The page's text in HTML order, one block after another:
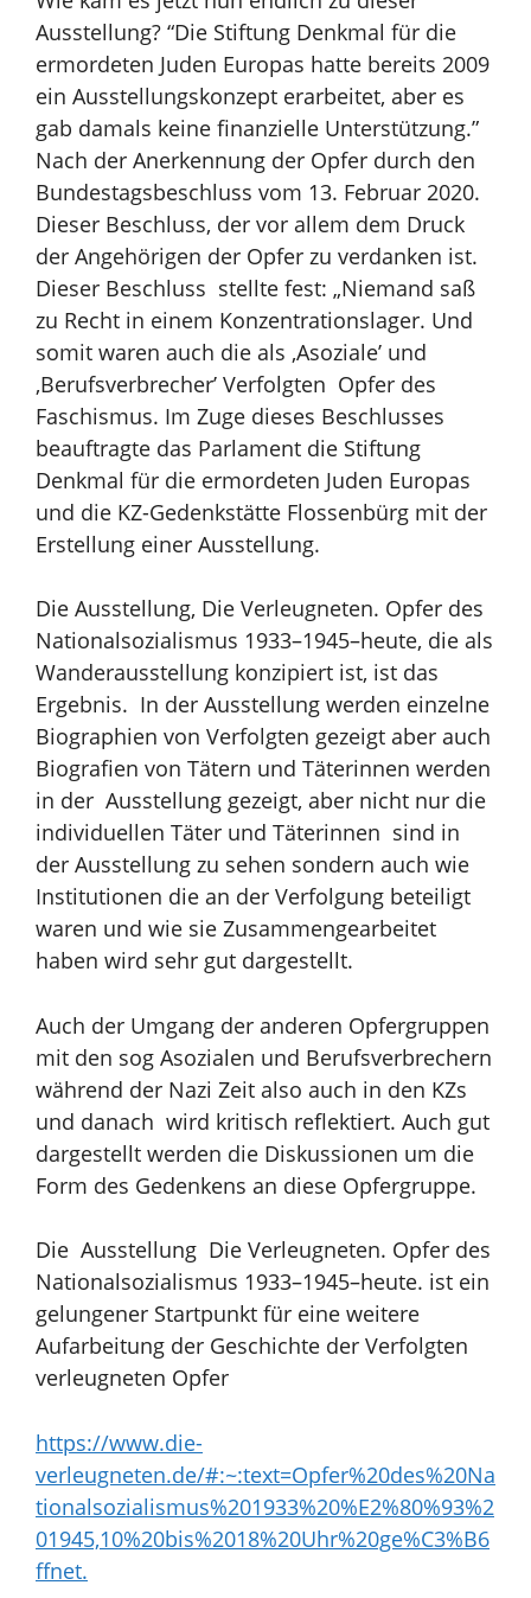
Ausstellung? “Die Stiftung Denkmal für die
ermordeten Juden Europas hatte bereits 2009
ein Ausstellungskonzept erarbeitet, aber es
gab damals keine finanzielle Unterstützung.”
Nach der Anerkennung der Opfer durch den
Bundestagsbeschluss vom 13. Februar 2020.
Dieser Beschluss, der vor allem dem Druck
der Angehörigen der Opfer zu verdanken ist.
Dieser Beschluss stellte fest: „Niemand saß
zu Recht in einem Konzentrationslager. Und
somit waren auch die als ‚Asoziale’ und
‚Berufsverbrecher’ Verfolgten Opfer des
Faschismus. Im Zuge dieses Beschlusses
beauftragte das Parlament die Stiftung
Denkmal für die ermordeten Juden Europas
und die KZ-Gedenkstätte Flossenbürg mit der
Erstellung einer Ausstellung.
Die Ausstellung, Die Verleugneten. Opfer des
Nationalsozialismus 1933–1945–heute, die als
Wanderausstellung konzipiert ist, ist das
Ergebnis. In der Ausstellung werden einzelne
Biographien von Verfolgten gezeigt aber auch
Biografien von Tätern und Täterinnen werden
in der Ausstellung gezeigt, aber nicht nur die
individuellen Täter und Täterinnen sind in
der Ausstellung zu sehen sondern auch wie
Institutionen die an der Verfolgung beteiligt
waren und wie sie Zusammengearbeitet
haben wird sehr gut dargestellt.
Auch der Umgang der anderen Opfergruppen
mit den sog Asozialen und Berufsverbrechern
während der Nazi Zeit also auch in den KZs
und danach wird kritisch reflektiert. Auch gut
dargestellt werden die Diskussionen um die
Form des Gedenkens an diese Opfergruppe.
Die Ausstellung Die Verleugneten. Opfer des
Nationalsozialismus 1933–1945–heute. ist ein
gelungener Startpunkt für eine weitere
Aufarbeitung der Geschichte der Verfolgten
verleugneten Opfer
https://www.die-
verleugneten.de/#:~:text=Opfer%20des%20Na
tionalsozialismus%201933%20%E2%80%93%2
01945,10%20bis%2018%20Uhr%20ge%C3%B6
ffnet.